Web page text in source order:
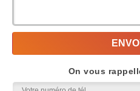
On vous